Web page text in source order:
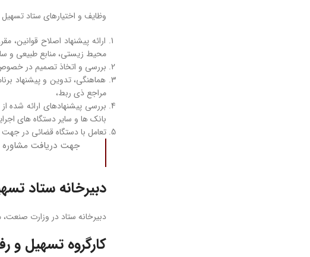
وظایف و اختیارهای ستاد تسهیل
ارائه پیشنهاد اصلاح قوانین،
محیط زیستی، منابع طبیعی و
بررسی و اتخاذ تصمیم در خصوص
هماهنگی، تدوین و پیشنهاد
مراجع ذی ­ربط،
بررسی پیشنهادهای ارائه­ شده
بانک ­ها و سایر دستگاه های
تعامل با دستگاه قضائی در
جهت دریافت مشاوره
دبیرخانه ستاد
دبیرخانه ستاد در وزارت
کارگروه تسهیل و